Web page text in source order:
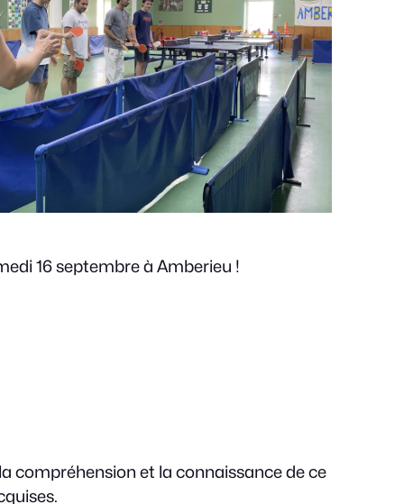
16 septembre à Amberieu !
compréhension et la connaissance de ce